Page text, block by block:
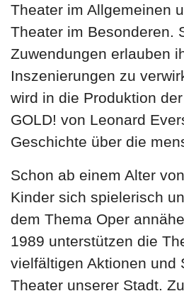
Theater im Allgemeinen
Theater im Besonderen.
Zuwendungen erlauben
Inszenierungen zu
wird in die Produktion
GOLD! von Leonard
Geschichte über die
Schon ab einem Alter
Kinder sich spielerisch
dem Thema Oper
1989 unterstützen die
vielfältigen Aktionen und
Theater unserer Stadt.